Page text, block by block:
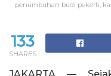
penumbuhan budi pekerti,
133
SHARES